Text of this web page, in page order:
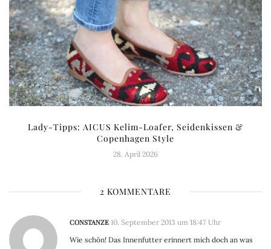
Lady-Tipps: AICUS Kelim-Loafer, Seidenkissen &
Copenhagen Style
28. April 2026
2 KOMMENTARE
CONSTANZE 10. September 2013 um 18:47 Uhr
Wie schön! Das Innenfutter erinnert mich doch an was